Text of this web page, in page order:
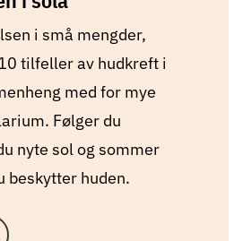
i små mengder,
tilfeller av hudkreft i
med for mye
Følger du
nyte sol og sommer
beskytter huden.